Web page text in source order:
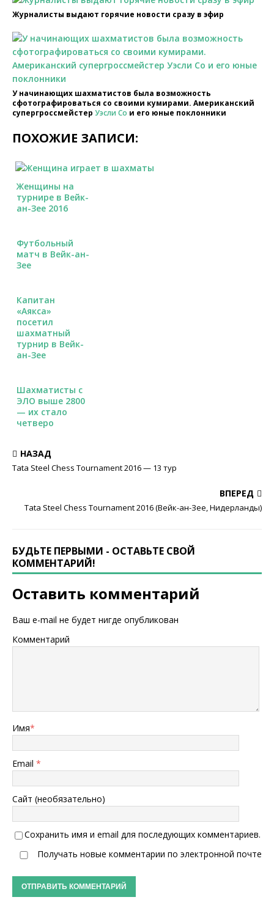
Журналисты выдают горячие новости сразу в эфир
У начинающих шахматистов была возможность
сфотографироваться со своими кумирами. Американский
супергроссмейстер Уэсли Со и его юные поклонники
ПОХОЖИЕ ЗАПИСИ:
Женщины на
турнире в Вейк-
ан-Зее 2016
Футбольный
матч в Вейк-ан-
Зее
Капитан
«Аякса»
посетил
шахматный
турнир в Вейк-
ан-Зее
Шахматисты с
ЭЛО выше 2800
— их стало
четверо
НАЗАД
Tata Steel Chess Tournament 2016 — 13 тур
ВПЕРЕД
Tata Steel Chess Tournament 2016 (Вейк-ан-Зее, Нидерланды)
БУДЬТЕ ПЕРВЫМИ - ОСТАВЬТЕ СВОЙ
КОММЕНТАРИЙ!
Оставить комментарий
Ваш e-mail не будет нигде опубликован
Комментарий
Имя*
Email *
Сайт (необязательно)
Сохранить имя и email для последующих комментариев.
Получать новые комментарии по электронной почте